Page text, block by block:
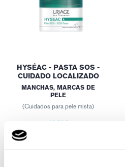
HYSÉAC - PASTA SOS -
CUIDADO LOCALIZADO
MANCHAS, MARCAS DE
PELE
(Cuidados para pele mista)
12,86€